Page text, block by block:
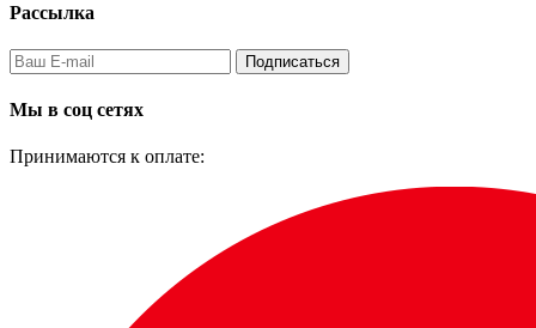
Рассылка
Подписаться
Мы в соц сетях
Принимаются к оплате: